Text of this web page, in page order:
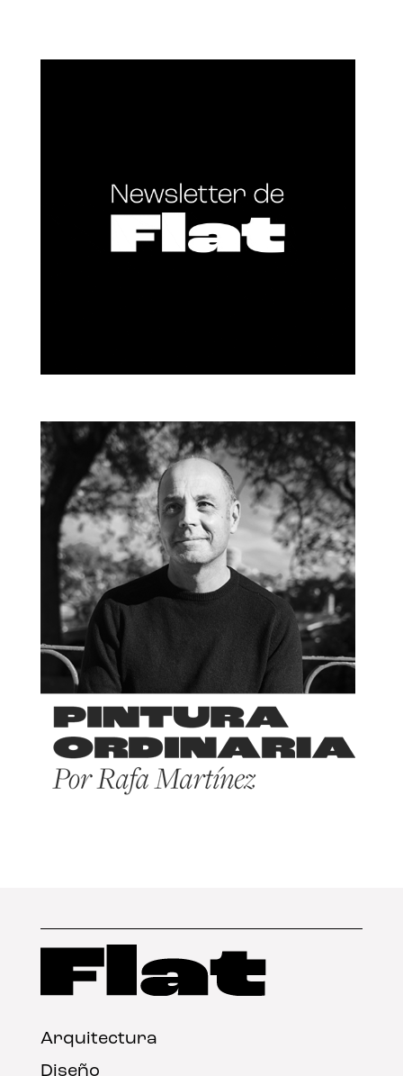
Arquitectura
Diseño